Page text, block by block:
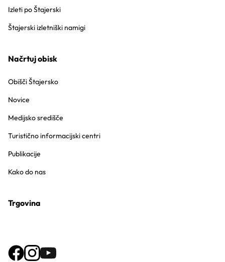
Izleti po Štajerski
Štajerski izletniški namigi
Načrtuj obisk
Obišči Štajersko
Novice
Medijsko središče
Turistično informacijski centri
Publikacije
Kako do nas
Trgovina